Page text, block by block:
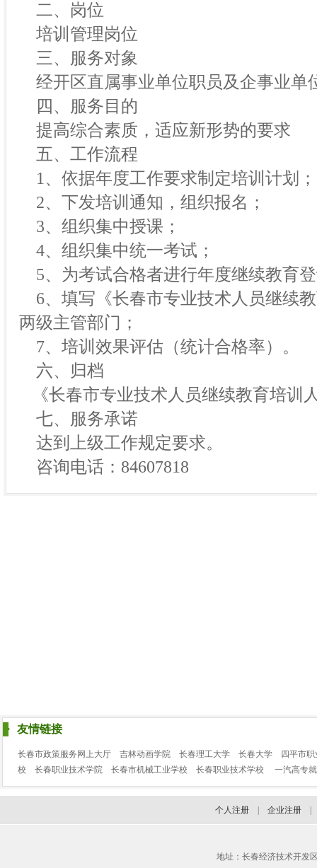
二、岗位
培训管理岗位
三、服务对象
经开区直属事业单位职员及企事业单
四、服务目的
提高综合素质，适应新形势的要求
五、工作流程
1、依据年度工作要求制定培训计划；
2、下发培训通知，组织报名；
3、组织集中授课；
4、组织集中统一考试；
5、为考试合格者进行年度继续教育
6、填写《长春市专业技术人员继续
两级主管部门；
7、培训效果评估（统计合格率）。
六、归档
《长春市专业技术人员继续教育培训
七、服务承诺
达到上级工作规定要求。
咨询电话：84607818
友情链接
长春市政策服务网上大厅 吉林动画学院 长春理工大学 长春大学
四平市
校
长春职业技术学院 长春市机械工业学校 长春职业技术学校 一汽高专
个人注册 企业注册
地址：长春经济技术开发